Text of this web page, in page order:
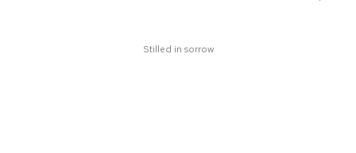
Stilled in sorrow